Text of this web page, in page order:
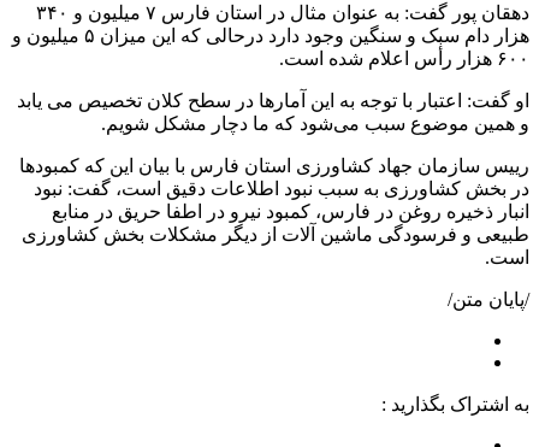
دهقان پور گفت: به عنوان مثال در استان فارس ۷ میلیون و ۳۴۰
هزار دام سبک و سنگین وجود دارد درحالی که این میزان ۵ میلیون و
۶۰۰ هزار رأس اعلام شده است.
او گفت: اعتبار با توجه به این آمار‌ها در سطح کلان تخصیص می یابد
و همین موضوع سبب می‌شود که ما دچار مشکل شویم.
رییس سازمان جهاد کشاورزی استان فارس با بیان این که کمبود‌ها
در بخش کشاورزی به سبب نبود اطلاعات دقیق است، گفت: نبود
انبار ذخیره روغن در فارس، کمبود نیرو در اطفا حریق در منابع
طبیعی و فرسودگی ماشین آلات از دیگر مشکلات بخش کشاورزی
است.
/پایان متن/
به اشتراک بگذارید :